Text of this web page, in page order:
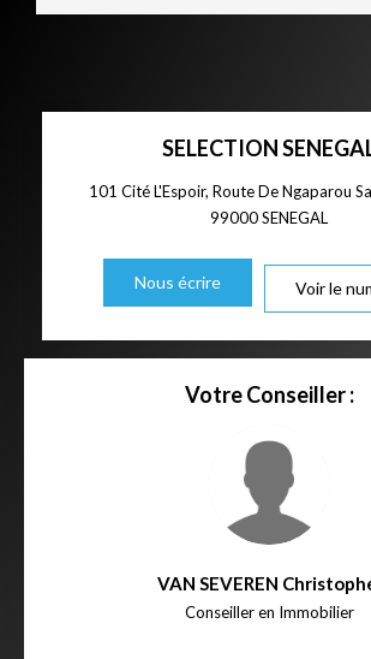
SELECTION
101 Cité L'Espoir, Route De Ngaparou
99000SENEGAL
Nous écrire Voir le
Votre Conseiller :
VAN SEVEREN
Conseiller en Immobilier